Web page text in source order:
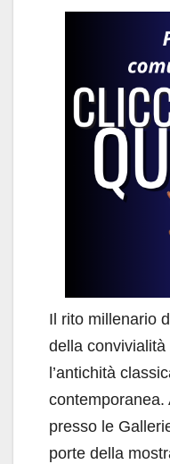
Il rito millenario
della
l’antichità
contemporanea.
presso le
porte della